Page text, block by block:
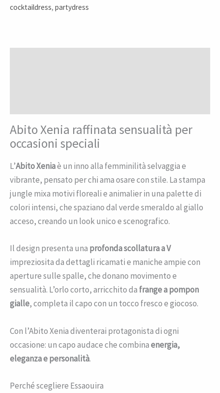
cocktaildress, partydress
Abito Xenia raffinata sensualità per
occasioni speciali
L’Abito Xeniaè un inno alla femminilità selvaggia e
vibrante, pensato per chi ama osare con stile. La stampa
jungle mixa motivi floreali e animalier in una palette di
colori intensi, che spaziano dal verde smeraldo al giallo
acceso, creando un look unico e scenografico.
Il design presenta una profonda scollatura a V
impreziosita da dettagli ricamati e maniche ampie con
aperture sulle spalle, che donano movimento e
sensualità. L’orlo corto, arricchito da frange a pompon
gialle, completa il capo con un tocco fresco e giocoso.
Con l’Abito Xenia diventerai protagonista di ogni
occasione: un capo audace che combinaenergia,
eleganza e personalità.
Perché scegliere Essaouira